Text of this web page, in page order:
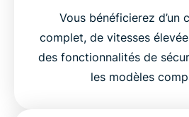
Vous bénéficierez d’un
complet, de vitesses
des fonctionnalités de
les modèles